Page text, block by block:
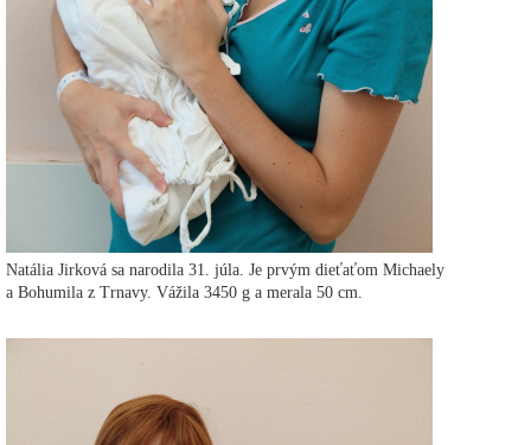
Natália Jirková sa narodila 31. júla. Je prvým dieťaťom Michaely
a Bohumila z Trnavy. Vážila 3450 g a merala 50 cm.